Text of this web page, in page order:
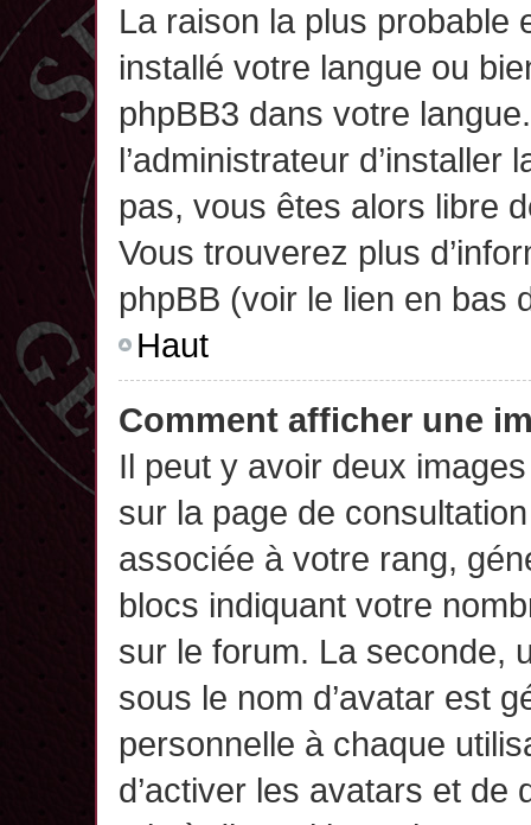
La raison la plus probable
installé votre langue ou
phpBB3 dans votre
l’administrateur d’installer
pas, vous êtes alors libre
Vous trouverez plus
phpBB (voir le lien en bas
Haut
Comment afficher une
Il peut y avoir deux
sur la page de
associée à votre rang,
blocs indiquant votre
sur le forum. La seconde,
sous le nom d’avatar est
personnelle à chaque
d’activer les avatars et de